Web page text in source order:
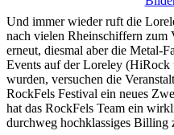
Und immer wieder ruft die
nach vielen Rheinschiffern zum
erneut, diesmal aber die Metal-
Events auf der Loreley (HiRock
wurden, versuchen die
RockFels Festival ein neues
hat das RockFels Team ein
durchweg hochklassiges Billing